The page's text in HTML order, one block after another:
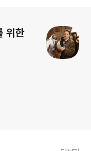
위한